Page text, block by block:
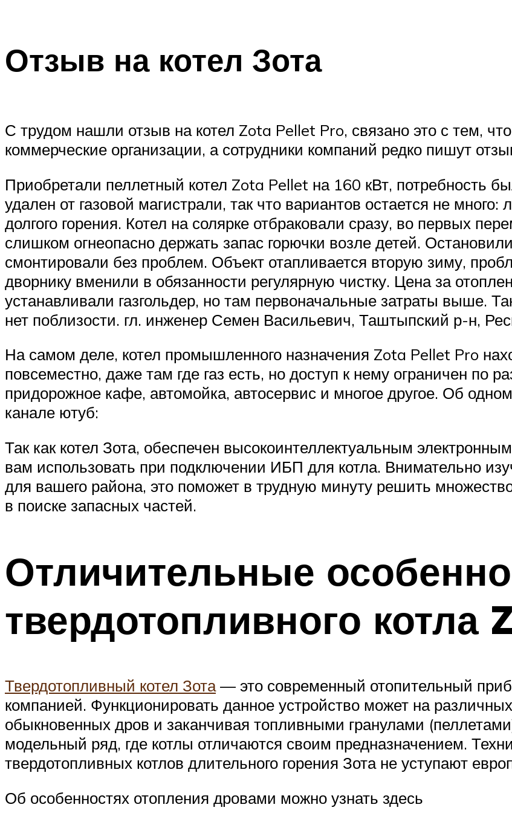
Отзыв на котел Зота
С трудом нашли отзыв на котел Zota Pellet Pro, связано это с тем,
коммерческие организации, а сотрудники компаний редко пишут
Приобретали пеллетный котел Zota Pellet на 160 кВт, потребность
удален от газовой магистрали, так что вариантов остается не
долгого горения. Котел на солярке отбраковали сразу, во первых
слишком огнеопасно держать запас горючки возле детей.
смонтировали без проблем. Объект отапливается вторую зиму,
дворнику вменили в обязанности регулярную чистку. Цена за
устанавливали газгольдер, но там первоначальные затраты выше.
нет поблизости. гл. инженер Семен Васильевич, Таштыпский р-н,
На самом деле, котел промышленного назначения Zota Pellet Pro
повсеместно, даже там где газ есть, но доступ к нему ограничен по
придорожное кафе, автомойка, автосервис и многое другое. Об
канале ютуб:
Так как котел Зота, обеспечен высокоинтеллектуальным
вам использовать при подключении ИБП для котла. Внимательно
для вашего района, это поможет в трудную минуту решить
в поиске запасных частей.
Отличительные
твердотопливного котла
Твердотопливный котел Зота— это современный отопительный
компанией. Функционировать данное устройство может на
обыкновенных дров и заканчивая топливными гранулами
модельный ряд, где котлы отличаются своим предназначением.
твердотопливных котлов длительного горения Зота не уступают
Об особенностях отопления дровами можно узнать здесь